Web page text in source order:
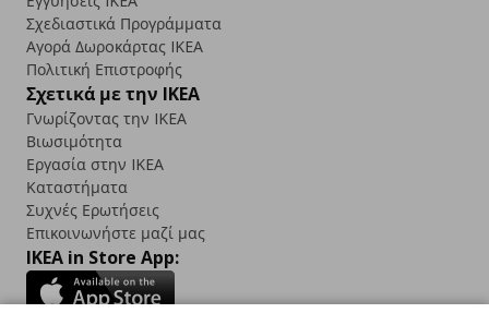
Σχεδιαστικά Προγράμματα
Αγορά Δωρoκάρτας IKEA
Πολιτική Επιστροφής
Σχετικά με την IKEA
Γνωρίζοντας την IKEA
Βιωσιμότητα
Εργασία στην IKEA
Καταστήματα
Συχνές Ερωτήσεις
Επικοινωνήστε μαζί μας
IKEA in Store App: